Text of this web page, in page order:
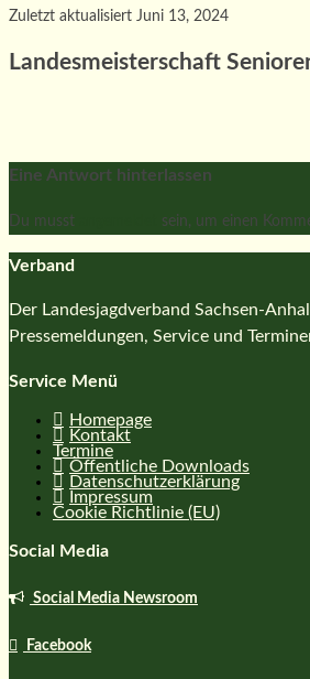
Zuletzt aktualisiert Juni 13, 2024
Landesmeisterschaft
Eine Antwort hinterlassen
Du musst sein, um einen
Verband
Der Landesjagdverband Sachsen-
Pressemeldungen, Service und
Service Menü
Homepage
Kontakt
Termine
Öffentliche Downloads
Datenschutzerklärung
Impressum
Cookie Richtlinie (EU)
Social Media
Social Media Newsroom
Facebook